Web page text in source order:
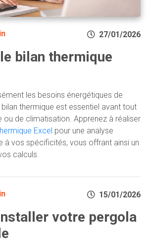
27/01/2026
bilan thermique
les besoins énergétiques de
thermique est essentiel avant tout
ou de climatisation. Apprenez à réaliser
Excel pour une analyse
à vos spécificités, vous offrant ainsi un
calculs.
15/01/2026
votre pergola